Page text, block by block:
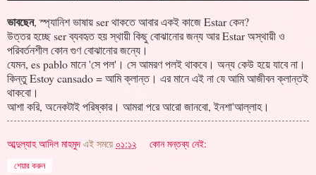
ভাবছেন, স্প্যানিশ ভাষায় ser থাকতে আবার একই কাজে Estar কেন?
উত্তর হচ্ছে ser ব্যবহৃত হয় স্থায়ী কিছু বোঝানোর জন্য আর Estar অস্থায়ী ও
পরিবর্তনশীল কোন গুণ বোঝানোর জন্যে।
যেমন, es pablo মানে 'সে পল'। সে আমরণ পলই থাকবে। অন্য কেউ হয়ে যাবে না।
কিন্তু Estoy cansado = আমি ক্লান্ত। এর মানে এই না যে আমি আজীবন ক্লান্তই
থাকবো।
আশা করি, অনেকটাই পরিষ্কার। আমরা পরে আরো জানবো, ইনশা'আল্লাহ।
আব্দুল্যাহ আদিল মাহমুদ এই সময়ে ০১:১২ কোন মন্তব্য নেই:
শেয়ার করুন